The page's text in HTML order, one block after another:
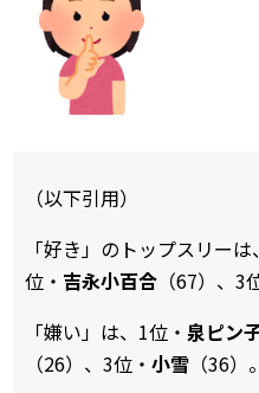
（以下引用）
「好き」のトップスリーは
位・ 吉永小百合 （67）、3
「嫌い」は、1位・ 泉ピン
（26）、3位・ 小雪 （36）。